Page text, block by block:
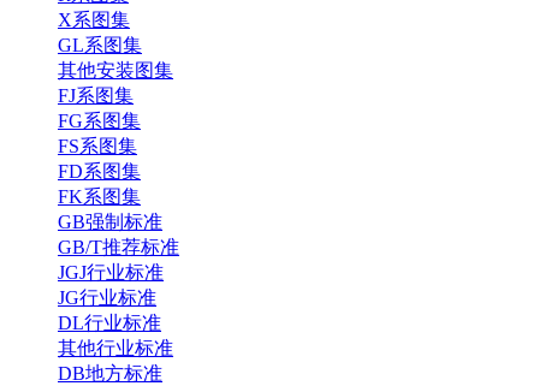
X系图集
GL系图集
其他安装图集
FJ系图集
FG系图集
FS系图集
FD系图集
FK系图集
GB强制标准
GB/T推荐标准
JGJ行业标准
JG行业标准
DL行业标准
其他行业标准
DB地方标准